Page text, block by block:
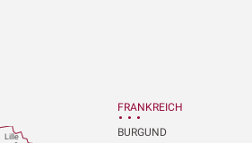
Lille
FRANKREICH
BURGUND